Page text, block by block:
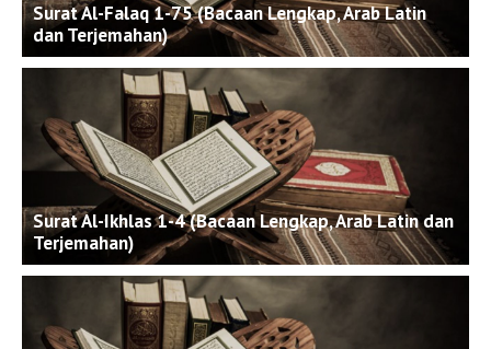
Surat Al-Falaq 1-75 (Bacaan Lengkap, Arab Latin
dan Terjemahan)
Surat Al-Ikhlas 1-4 (Bacaan Lengkap, Arab Latin dan
Terjemahan)